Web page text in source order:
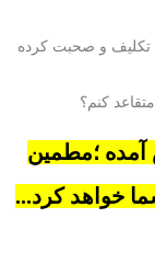
تکلیف و صحبت کرده
کنم؟
آمده ؛مطمین
خواهد کرد...